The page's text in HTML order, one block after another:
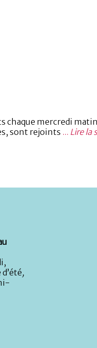
mercredi matin
sont rejoints ... Lire la
,